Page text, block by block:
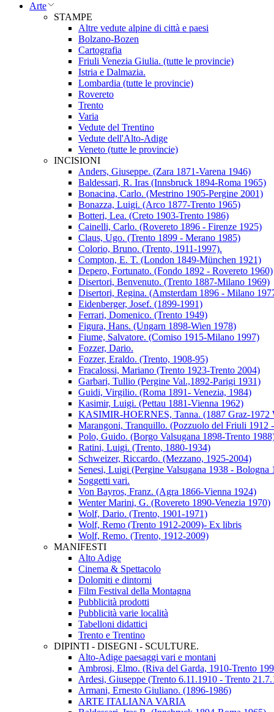
Arte
STAMPE
Altre vedute alpine di città e paesi
Bolzano-Bozen
Cartografia
Friuli Venezia Giulia. (tutte le provincie)
Istria e Dalmazia.
Lombardia (tutte le provincie)
Rovereto
Trento
Varia
Vedute del Trentino
Vedute dell'Alto-Adige
Veneto (tutte le provincie)
INCISIONI
Anders, Giuseppe. (Zara 1871-Varena 1946)
Baldessari, R. Iras (Innsbruck 1894-Roma 1965)
Bonacina, Carlo. (Mestrino 1905-Pergine 2001)
Bonazza, Luigi. (Arco 1877-Trento 1965)
Botteri, Lea. (Creto 1903-Trento 1986)
Cainelli, Carlo. (Rovereto 1896 - Firenze 1925)
Claus, Ugo. (Trento 1899 - Merano 1985)
Colorio, Bruno. (Trento, 1911-1997).
Compton, E. T. (London 1849-München 1921)
Depero, Fortunato. (Fondo 1892 - Rovereto 1960)
Disertori, Benvenuto. (Trento 1887-Milano 1969)
Disertori, Regina. (Amsterdam 1896 - Milano
Eidenberger, Josef. (1899-1991)
Ferrari, Domenico. (Trento 1949)
Figura, Hans. (Ungarn 1898-Wien 1978)
Fiume, Salvatore. (Comiso 1915-Milano 1997)
Fozzer, Dario.
Fozzer, Eraldo. (Trento, 1908-95)
Fracalossi, Mariano (Trento 1923-Trento 2004)
Garbari, Tullio (Pergine Val.,1892-Parigi 1931)
Guidi, Virgilio. (Roma 1891- Venezia, 1984)
Kasimir, Luigi. (Pettau 1881-Vienna 1962)
KASIMIR-HOERNES, Tanna. (1887 Graz-1972
Marangoni, Tranquillo. (Pozzuolo del Friuli 1912
Polo, Guido. (Borgo Valsugana 1898-Trento
Ratini, Luigi. (Trento, 1880-1934)
Schweizer, Riccardo. (Mezzano, 1925-2004)
Senesi, Luigi (Pergine Valsugana 1938 - Bologna
Soggetti vari.
Von Bayros, Franz. (Agra 1866-Vienna 1924)
Wenter Marini, G. (Rovereto 1890-Venezia 1970)
Wolf, Dario. (Trento, 1901-1971)
Wolf, Remo (Trento 1912-2009)- Ex libris
Wolf, Remo. (Trento, 1912-2009)
MANIFESTI
Alto Adige
Cinema & Spettacolo
Dolomiti e dintorni
Film Festival della Montagna
Pubblicità prodotti
Pubblicità varie località
Tabelloni didattici
Trento e Trentino
DIPINTI - DISEGNI - SCULTURE.
Alto-Adige paesaggi vari e montani
Ambrosi, Elmo. (Riva del Garda, 1910-Trento
Ardesi, Giuseppe (Trento 6.11.1910 - Trento
Armani, Ernesto Giuliano. (1896-1986)
ARTE ITALIANA VARIA